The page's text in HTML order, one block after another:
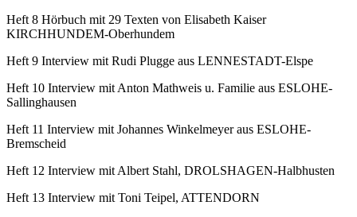
Heft 8 Hörbuch mit 29 Texten von Elisabeth Kaiser
KIRCHHUNDEM-Oberhundem
Heft 9 Interview mit Rudi Plugge aus LENNESTADT-Elspe
Heft 10 Interview mit Anton Mathweis u. Familie aus ESLOHE-
Sallinghausen
Heft 11 Interview mit Johannes Winkelmeyer aus ESLOHE-
Bremscheid
Heft 12 Interview mit Albert Stahl, DROLSHAGEN-Halbhusten
Heft 13 Interview mit Toni Teipel, ATTENDORN